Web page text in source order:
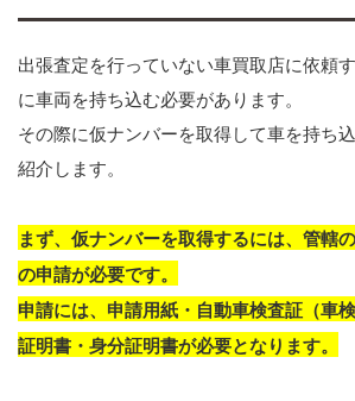
出張査定を行っていない車買取店に依頼
に車両を持ち込む必要があります。
その際に仮ナンバーを取得して車を持ち
紹介します。
まず、仮ナンバーを取得するには、管轄
の申請が必要です。
申請には、申請用紙・自動車検査証（車
証明書・身分証明書が必要となります。